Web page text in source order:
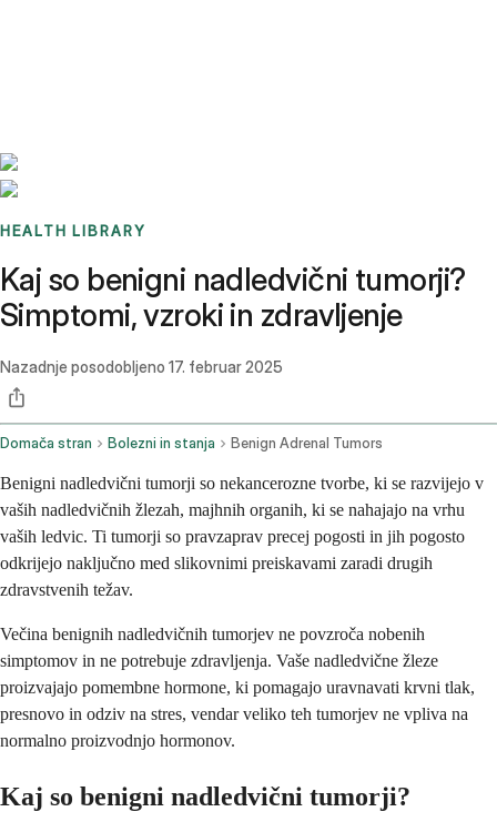
HEALTH LIBRARY
Kaj so benigni nadledvični tumorji?
Simptomi, vzroki in zdravljenje
Nazadnje posodobljeno 17. februar 2025
Domača stran Bolezni in stanja Benign Adrenal Tumors
Benigni nadledvični tumorji so nekancerozne tvorbe, ki se razvijejo v
vaših nadledvičnih žlezah, majhnih organih, ki se nahajajo na vrhu
vaših ledvic. Ti tumorji so pravzaprav precej pogosti in jih pogosto
odkrijejo naključno med slikovnimi preiskavami zaradi drugih
zdravstvenih težav.
Večina benignih nadledvičnih tumorjev ne povzroča nobenih
simptomov in ne potrebuje zdravljenja. Vaše nadledvične žleze
proizvajajo pomembne hormone, ki pomagajo uravnavati krvni tlak,
presnovo in odziv na stres, vendar veliko teh tumorjev ne vpliva na
normalno proizvodnjo hormonov.
Kaj so benigni nadledvični tumorji?